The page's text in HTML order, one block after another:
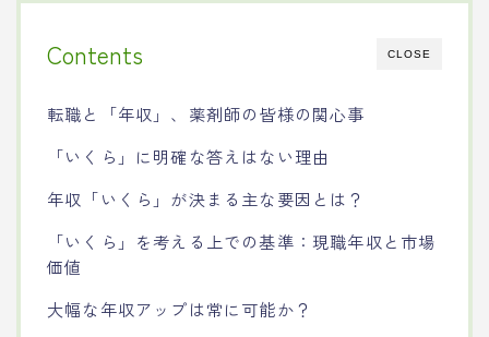
CLOSE
Contents
転職と「年収」、薬剤師の皆様の関心事
「いくら」に明確な答えはない理由
年収「いくら」が決まる主な要因とは？
「いくら」を考える上での基準：現職年収と市場
価値
大幅な年収アップは常に可能か？